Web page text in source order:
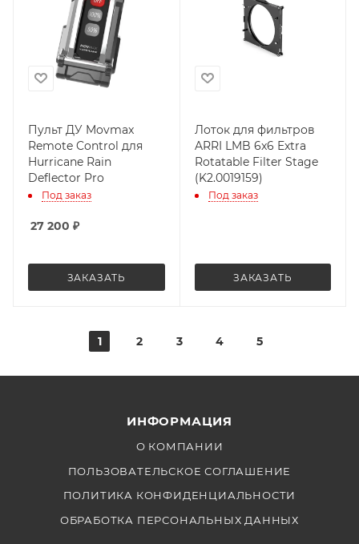
Пульт ДУ Movmax
Remote Control для
Hurricane Rain
Deflector Pro
Под заказ
27 200 ₽
ЗАКАЗАТЬ
Лоток для фильтров
ARRI LMB 6x6 Extra
Rotatable Filter Stage
(K2.0019159)
Под заказ
ЗАКАЗАТЬ
1 2 3 4 5
ИНФОРМАЦИЯ
О КОМПАНИИ
ПОЛЬЗОВАТЕЛЬСКОЕ СОГЛАШЕНИЕ
ПОЛИТИКА КОНФИДЕНЦИАЛЬНОСТИ
ОБРАБОТКА ПЕРСОНАЛЬНЫХ ДАННЫХ